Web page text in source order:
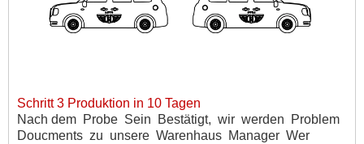
Schritt 3 Produktion in 10 Tagen
Nach dem Probe Sein Bestätigt, wir werden Problem
Doucments zu unsere Warenhaus Manager Wer